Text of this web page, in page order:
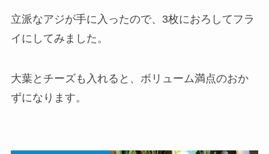
立派なアジが手に入ったので、3枚におろしてフラ
イにしてみました。
大葉とチーズも入れると、ボリューム満点のおか
ずになります。